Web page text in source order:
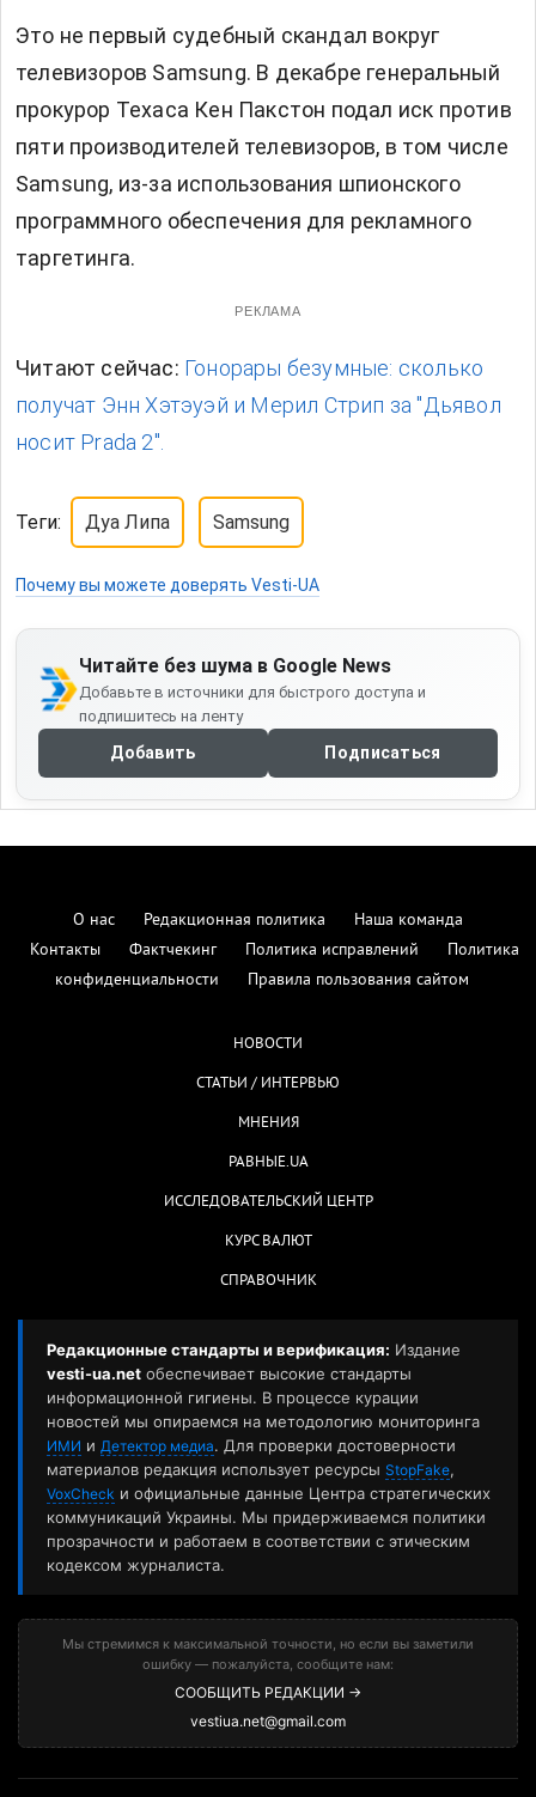
Это не первый судебный скандал вокруг
телевизоров Samsung. В декабре генеральный
прокурор Техаса Кен Пакстон подал иск против
пяти производителей телевизоров, в том числе
Samsung, из-за использования шпионского
программного обеспечения для рекламного
таргетинга.
РЕКЛАМА
Читают сейчас: Гонорары безумные: сколько
получат Энн Хэтэуэй и Мерил Стрип за "Дьявол
носит Prada 2".
Теги: Дуа Липа Samsung
Почему вы можете доверять Vesti-UA
Читайте без шума в Google News
Добавьте в источники для быстрого доступа и
подпишитесь на ленту
Добавить Подписаться
О нас Редакционная политика
Наша команда
Контакты
Фактчекинг Политика исправлений
Политика
конфиденциальности
Правила пользования сайтом
НОВОСТИ
СТАТЬИ / ИНТЕРВЬЮ
МНЕНИЯ
РАВНЫЕ.UA
ИССЛЕДОВАТЕЛЬСКИЙ ЦЕНТР
КУРС ВАЛЮТ
СПРАВОЧНИК
Редакционные стандарты и верификация: Издание
vesti-ua.net обеспечивает высокие стандарты
информационной гигиены. В процессе курации
новостей мы опираемся на методологию мониторинга
ИМИ и Детектор медиа. Для проверки достоверности
материалов редакция использует ресурсы StopFake,
VoxCheck и официальные данные Центра стратегических
коммуникаций Украины. Мы придерживаемся политики
прозрачности и работаем в соответствии с этическим
кодексом журналиста.
Мы стремимся к максимальной точности, но если вы заметили
ошибку — пожалуйста, сообщите нам:
СООБЩИТЬ РЕДАКЦИИ →
vestiua.net@gmail.com